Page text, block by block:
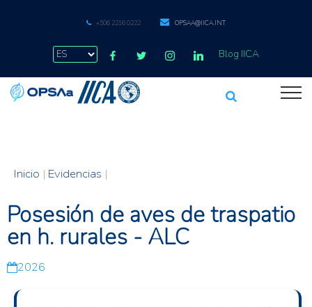
+506 2216 0222 OPSAA@IICA.INT
Blog IICA
Inicio | Evidencias |
Posesión de aves de traspatio
en h. rurales - ALC
2026